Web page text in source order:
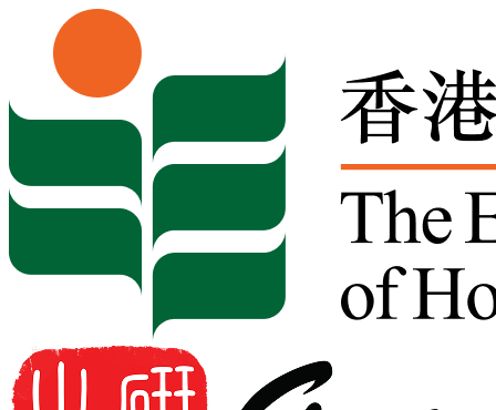
Skip to content